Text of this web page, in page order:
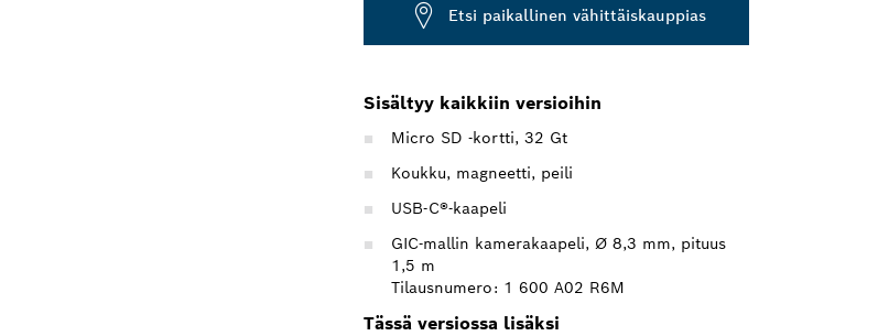
Etsi paikallinen vähittäiskauppias
Sisältyy kaikkiin versioihin
Micro SD -kortti, 32 Gt
Koukku, magneetti, peili
USB-C®-kaapeli
GIC-mallin kamerakaapeli, Ø 8,3 mm, pituus
1,5 m
Tilausnumero: 1 600 A02 R6M
Tässä versiossa lisäksi